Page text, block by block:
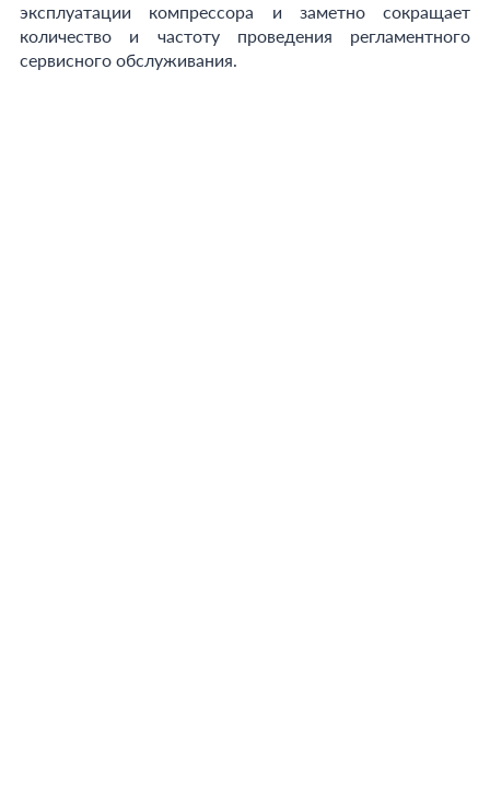
эксплуатации компрессора и заметно сокращает
количество и частоту проведения регламентного
сервисного обслуживания.